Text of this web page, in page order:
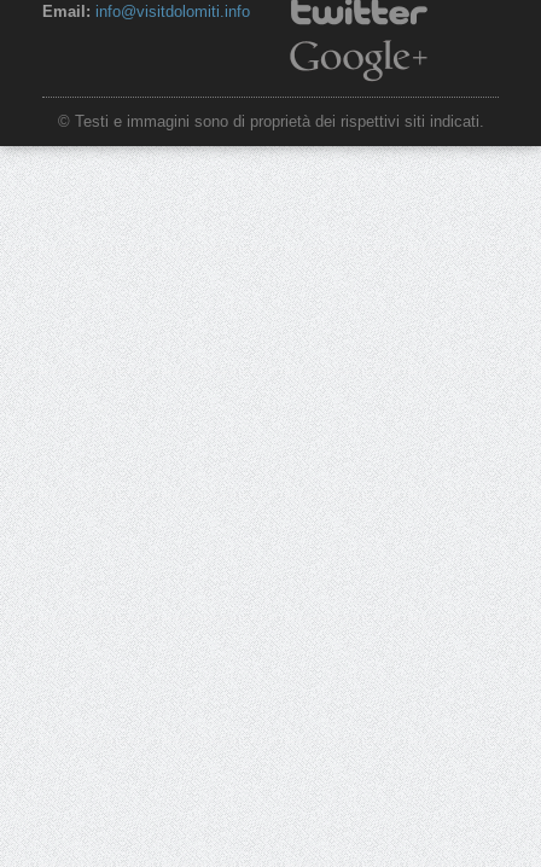
Email: info@visitdolomiti.info
© Testi e immagini sono di proprietà dei rispettivi siti indicati.